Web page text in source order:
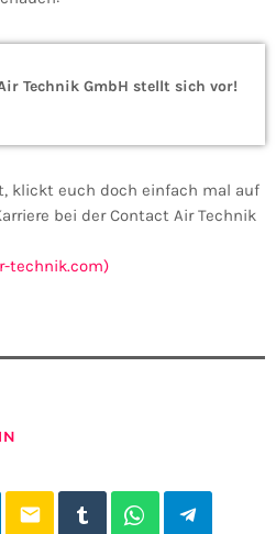
Technik GmbH stellt sich vor!
klickt euch doch einfach mal auf
bei der Contact Air Technik
technik.com)
email